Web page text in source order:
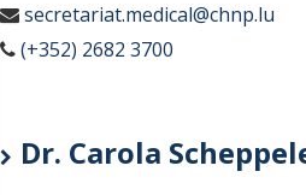
secretariat.medical@chnp.lu
(+352) 2682 3700
Dr. Carola